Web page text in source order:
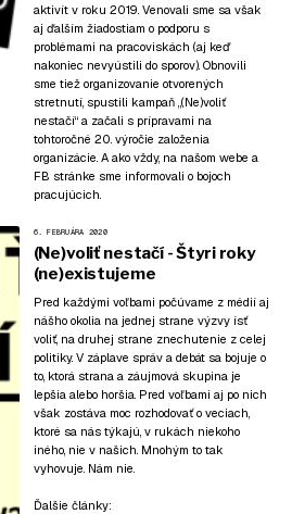
aktivít v roku 2019. Venovali sme sa však
aj ďalším žiadostiam o podporu s
problémami na pracoviskách (aj keď
nakoniec nevyústili do sporov). Obnovili
sme tiež organizovanie otvorených
stretnutí, spustili kampaň „(Ne)voliť
nestačí“ a začali s prípravami na
tohtoročné 20. výročie založenia
organizácie. A ako vždy, na našom webe a
FB stránke sme informovali o bojoch
pracujúcich.
6. FEBRUÁRA 2020
(Ne)voliť nestačí - Štyri roky
(ne)existujeme
Pred každými voľbami počúvame z médií aj
nášho okolia na jednej strane výzvy ísť
voliť, na druhej strane znechutenie z celej
politiky. V záplave správ a debát sa bojuje o
to, ktorá strana a záujmová skupina je
lepšia alebo horšia. Pred voľbami aj po nich
však zostáva moc rozhodovať o veciach,
ktoré sa nás týkajú, v rukách niekoho
iného, nie v našich. Mnohým to tak
vyhovuje. Nám nie.
Ďalšie články: